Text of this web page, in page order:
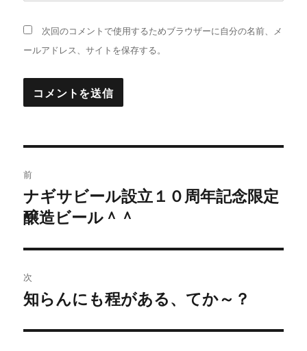
次回のコメントで使用するためブラウザーに自分の名前、メ
ールアドレス、サイトを保存する。
稿
ナ
ビ
ゲ
ー
シ
前
過
去
投
稿:
ナギサビール設立１０周年記念限定
醸造ビール＾＾
次
次
投
知らんにも程がある、てか～？